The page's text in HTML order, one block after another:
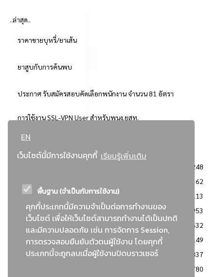
EN
เว็บไซต์นี้มีการใช้งานคุกกี้ เรียนรู้เพิ่มเติม
พื้นฐาน (จำเป็นกับการใช้งาน)
คุกกี้ประเภทนี้มีความจำเป็นต่อการทำงานของ
เว็บไซต์ เพื่อให้เว็บไซต์สามารถทำงานได้เป็นปกติ
และมีความปลอดภัย เช่น การจัดการ Session,
การตรวจสอบยืนยันตัวตนผู้ใช้งาน โดยคุกกี้
ประเภทนี้จะถูกลบเมื่อผู้ใช้งานปิดบราวเซอร์
..ล่าสุด..
ราคาขายบุหรี่/ยาเส้น
ยาสูบกับการค้นพบ
ประกาศ รับสมัครสอบคัดเลือกพนักงาน จำนวน 81 อัตรา
การใช้งาน SSL-VPN User สำหรับพนง.ยสท.
..ยอดนิยม..
3248
2362
: วิธีเฉพาะเจาะจง
2113
ข่าวสาร/ประกาศ
1953
: เอกสารส่งเสริมความโปร่งใสในการจัดซื้อจัดจ้าง
1632
ข่าวสารจัดซื้อจัดจ้าง
1149
: แผนการจัดซื้อจัดจ้าง
837
780